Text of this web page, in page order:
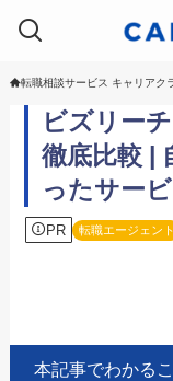
転職相談サービス キャリアク
ビズリー
徹底比較 |
ったサー
PR 転職エージェント
本記事でわかる